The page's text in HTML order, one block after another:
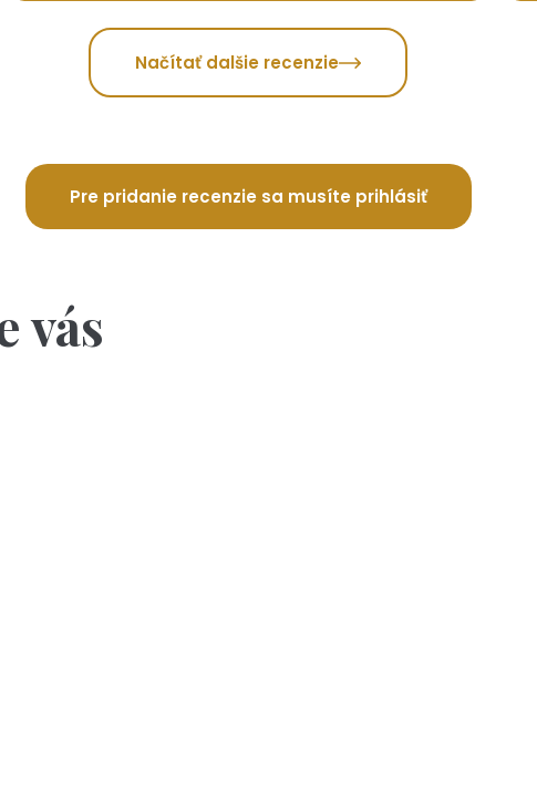
Načítať dalšie recenzie
Pre pridanie recenzie sa musíte prihlásiť
vás